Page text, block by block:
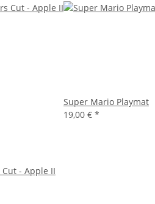
- Apple II
Super Mario Playmat
19,00 € *